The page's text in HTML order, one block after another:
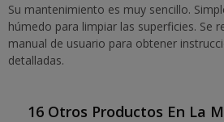
Su mantenimiento es muy sencillo.
húmedo para limpiar las superficies. Se
manual de usuario para obtener
detalladas.
16 Otros Productos En La